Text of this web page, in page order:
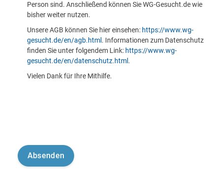
Person sind. Anschließend können Sie WG-Gesucht.de wie
bisher weiter nutzen.
Unsere AGB können Sie hier einsehen: https://www.wg-
gesucht.de/en/agb.html . Informationen zum Datenschutz
finden Sie unter folgendem Link: https://www.wg-
gesucht.de/en/datenschutz.html .
Vielen Dank für Ihre Mithilfe.